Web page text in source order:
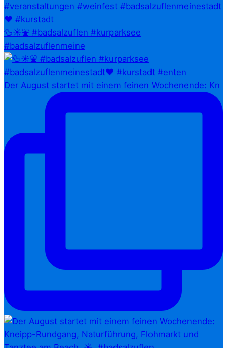
🦆☀️⛲ #badsalzuflen #kurparksee
#badsalzuflenmeine
Der August startet mit einem feinen Wochenende: Kn